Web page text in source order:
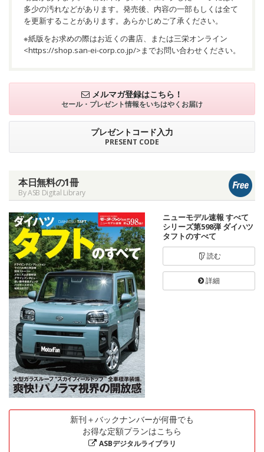
多少の汚れなどがあります。発売後、内容の一部もしくは全て
を更新することがあります。あらかじめご了承ください。
※紙版をお求めの際はお近くの書店、または三栄オンライン
<https://shop.san-ei-corp.co.jp/>までお問い合わせください。
メルマガ登録はこちら！
セール・プレゼント情報をいちはやくお届け
プレゼントコード入力
PRESENT CODE
本日無料の1冊
By ASB Digital Library
ニューモデル速報 すべて
シリーズ第598弾 ダイハツ
タフトのすべて
読む
詳細
新刊＋バックナンバーが何冊でも
お得な定額プランはこちら
ASBデジタルライブラリ